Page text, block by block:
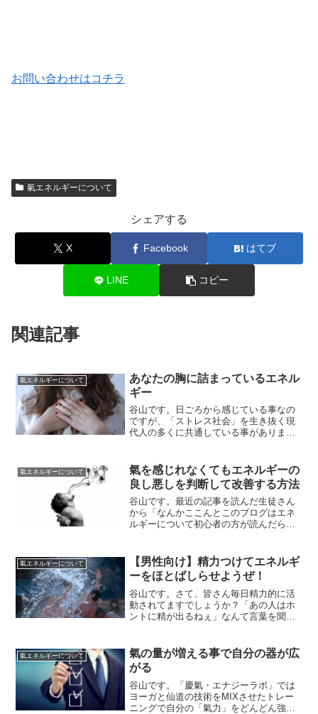
お問い合わせはコチラ
氣エネルギーについて
シェアする
X Facebook はてブ
LINE コピー
関連記事
氣エネルギーについて
あなたの胸に詰まっているエネル
ギー
谷山です。日ごろから感じている事なの
ですが、「ストレス社会」を生き抜く現
代人の多くに共通している事がありま
「胸が詰まる」というと一般的には「息
苦しい」とか「感慨深くて胸...
氣エネルギーについて
氣を感じれなくてもエネルギーの
良し悪しを判断して改善する方法
谷山です。最近の記事を読んだ生徒さん
から「なんかここんとこのブログはエネ
ルギーについて初心者の方が読んだら難
てみると確かにそうかもしれませ
ん・・・・・「分かりづらい事を分...
氣エネルギーについて
【男性向け】精力つけてエネルギ
ーをほとばしらせようぜ！
谷山です。さて、皆さん毎日精力的に活
動されてますでしょうか？「あの人はホ
ントに精が出るねぇ」なんて言葉を聞く
「精」っつーのは人間の活動の元となる
エネルギーの事を指してい...
氣エネルギーについて
氣の量が増える事で自分の器が広
がる
谷山です。「慶氣・エナジーラボ」では
ヨーガと仙道の技術をMIXさせたトレー
ニングで自分の「氣力」をどんどん強く